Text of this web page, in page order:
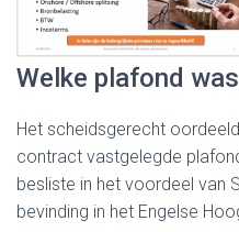
Welke plafond
Het scheidsgerecht
contract vastgelegde
besliste in het voordeel van
bevinding in het Engelse